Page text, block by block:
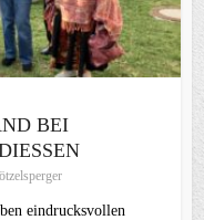
BEI
eindrucksvollen